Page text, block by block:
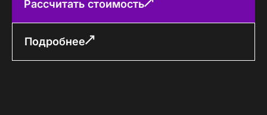
Рассчитать стоимость
Подробнее